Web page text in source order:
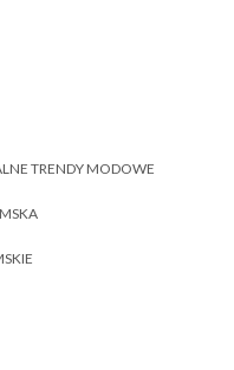
TRENDY MODOWE